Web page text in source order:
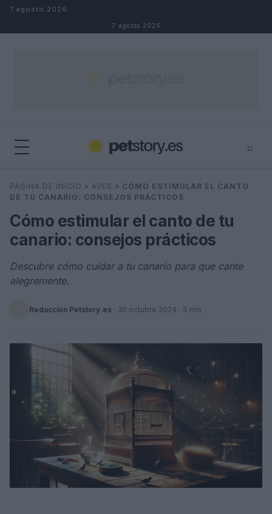
Saltar al contenido
7 agosto 2026
7 agosto 2026
⌕
Buscar ⌕ ×
PÁGINA DE INICIO » AVES » CÓMO ESTIMULAR EL CANTO
DE TU CANARIO: CONSEJOS PRÁCTICOS
Cómo estimular el canto de tu
canario: consejos prácticos
Descubre cómo cuidar a tu canario para que cante
alegremente.
Redacción Petstory.es · 30 octubre 2024 · 3 min